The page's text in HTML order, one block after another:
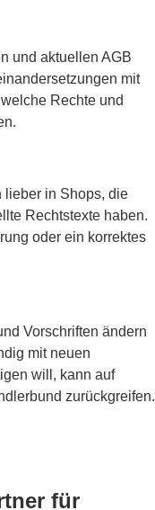
und aktuellen AGB
mit
Rechte und
lieber in Shops, die
Rechtstexte haben.
oder ein korrektes
Vorschriften ändern
mit neuen
will, kann auf
zurückgreifen.
für